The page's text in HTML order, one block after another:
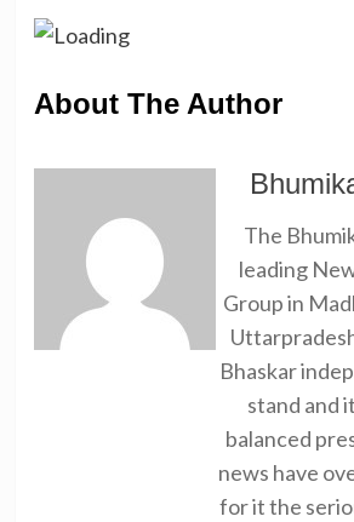
About The Author
The
leading
Group in
Bhaskar
stand and
balanced
news have
for it the